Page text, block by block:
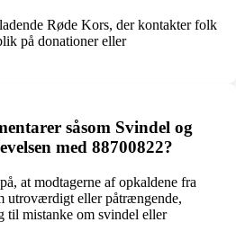
Røde Kors, der kontakter folk
på donationer eller
såsom Svindel og
med 88700822?
at modtagerne af opkaldene fra
utroværdigt eller påtrængende,
til mistanke om svindel eller